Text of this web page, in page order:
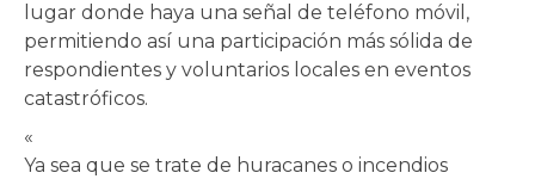
lugar donde haya una señal de teléfono móvil,
permitiendo así una participación más sólida de
respondientes y voluntarios locales en eventos
catastróficos.
«
Ya sea que se trate de huracanes o incendios